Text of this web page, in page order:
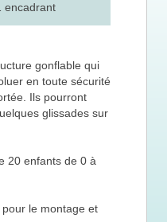
encadrant
gonflable qui
en toute sécurité
Ils pourront
glissades sur
20 enfants de 0 à
le montage et